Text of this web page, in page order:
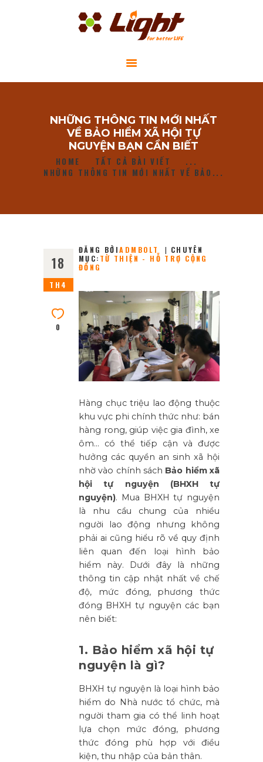
NHỮNG THÔNG TIN MỚI NHẤT
VỀ BẢO HIỂM XÃ HỘI TỰ
NGUYỆN BẠN CẦN BIẾT
HOME TẤT CẢ BÀI VIẾT
...
NHỮNG THÔNG TIN MỚI NHẤT VỀ BẢO...
DỰ ÁN CỘNG ĐỒNG
TIN TỨC
LIÊN HỆ
18
TH4
0
ĐĂNG BỞIADMBOLT
CHUYÊN
MỤC: TỪ THIỆN - HỖ TRỢ CỘNG
ĐỒNG
Hàng chục triệu lao động thuộc
khu vực phi chính thức như: bán
hàng rong, giúp việc gia đình, xe
ôm… có thể tiếp cận và được
hưởng các quyền an sinh xã hội
nhờ vào chính sách Bảo hiểm xã
hội tự nguyện (BHXH tự
nguyện). Mua BHXH tự nguyện
là nhu cầu chung của nhiều
người lao động nhưng không
phải ai cũng hiểu rõ về quy định
liên quan đến loại hình bảo
hiểm này. Dưới đây là những
thông tin cập nhật nhất về chế
độ, mức đóng, phương thức
đóng BHXH tự nguyện các bạn
nên biết:
1. Bảo hiểm xã hội tự
nguyện là gì?
BHXH tự nguyện là loại hình bảo
hiểm do Nhà nước tổ chức, mà
người tham gia có thể linh hoạt
lựa chọn mức đóng, phương
thức đóng phù hợp với điều
kiện, thu nhập của bản thân.